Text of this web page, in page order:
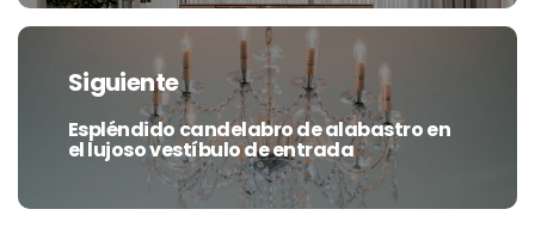
Siguiente
Entrada
siguiente:
Espléndido candelabro de alabastro en
el lujoso vestíbulo de entrada